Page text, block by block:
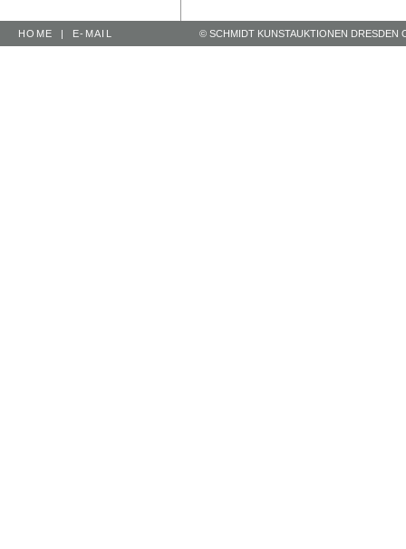
HOME | E-MAIL © SCHMIDT KUNSTAUKTIONEN DRESDEN